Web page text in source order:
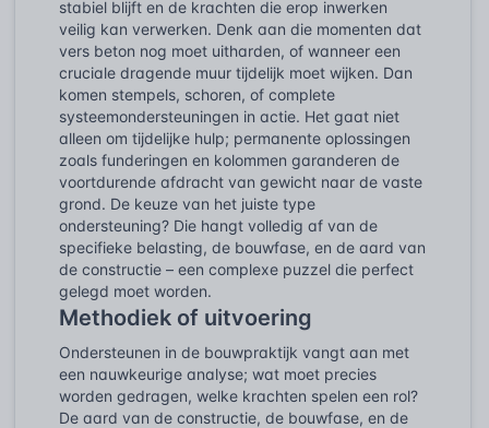
stabiel blijft en de krachten die erop inwerken
veilig kan verwerken. Denk aan die momenten dat
vers beton nog moet uitharden, of wanneer een
cruciale dragende muur tijdelijk moet wijken. Dan
komen stempels, schoren, of complete
systeemondersteuningen in actie. Het gaat niet
alleen om tijdelijke hulp; permanente oplossingen
zoals funderingen en kolommen garanderen de
voortdurende afdracht van gewicht naar de vaste
grond. De keuze van het juiste type
ondersteuning? Die hangt volledig af van de
specifieke belasting, de bouwfase, en de aard van
de constructie – een complexe puzzel die perfect
gelegd moet worden.
Methodiek of uitvoering
Ondersteunen in de bouwpraktijk vangt aan met
een nauwkeurige analyse; wat moet precies
worden gedragen, welke krachten spelen een rol?
De aard van de constructie, de bouwfase, en de